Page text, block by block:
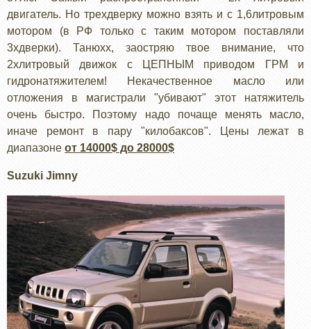
двигатель. Но трехдверку можно взять и с 1,6литровым
мотором (в РФ только с таким мотором поставляли
3хдверки). Танюхх, заостряю твое внимание, что
2хлитровый движок с ЦЕПНЫМ приводом ГРМ и
гидронатяжителем! Некачественное масло или
отложения в магистрали "убивают" этот натяжитель
очень быстро. Поэтому надо почаще менять масло,
иначе ремонт в пару "килобаксов". Цены лежат в
диапазоне от 14000$ до 28000$
Suzuki Jimny